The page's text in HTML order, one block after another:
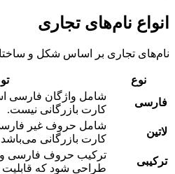
انواع نام‌های تجاری
نام‌های تجاری بر اساس شکل و
نوع
فارسی
شامل واژگان فارسی
کارت بازرگانی نیست.
لاتین
شامل حروف غیر
کارت بازرگانی
ترکیبی
ترکیب حروف فارسی و
طراحی شود که قابلیت